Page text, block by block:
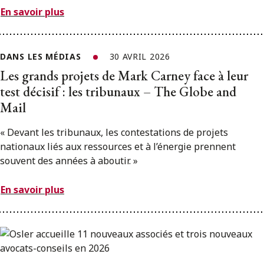
En savoir plus
DANS LES MÉDIAS 30 AVRIL 2026
Les grands projets de Mark Carney face à leur
test décisif : les tribunaux – The Globe and
Mail
« Devant les tribunaux, les contestations de projets
nationaux liés aux ressources et à l’énergie prennent
souvent des années à aboutir. »
En savoir plus